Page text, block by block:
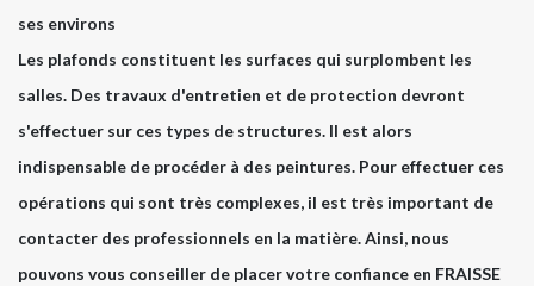
ses environs
Les plafonds constituent les surfaces qui surplombent les
salles. Des travaux d'entretien et de protection devront
s'effectuer sur ces types de structures. Il est alors
indispensable de procéder à des peintures. Pour effectuer ces
opérations qui sont très complexes, il est très important de
contacter des professionnels en la matière. Ainsi, nous
pouvons vous conseiller de placer votre confiance en FRAISSE